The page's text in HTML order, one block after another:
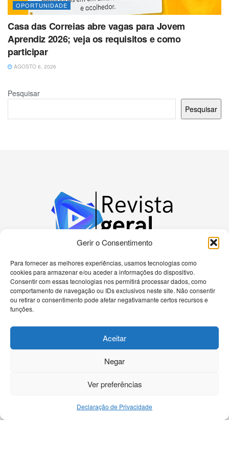
Gerir o Consentimento
Para fornecer as melhores experiências, usamos tecnologias como
cookies para armazenar e/ou aceder a informações do dispositivo.
Consentir com essas tecnologias nos permitirá processar dados, como
comportamento de navegação ou IDs exclusivos neste site. Não consentir
ou retirar o consentimento pode afetar negativamante certos recursos e
funções.
Aceitar
Negar
Ver preferências
Declaração de Privacidade
OPORTUNIDADE
Casa das Correias abre vagas para Jovem
Aprendiz 2026; veja os requisitos e como
participar
AGOSTO 6, 2026
Pesquisar
Pesquisar
Bem-vindo à nossa plataforma dedicada a
apaixonados por tecnologia! Aqui, você encontrará
as últimas novidades sobre celulares, computadores
e uma gama diversificada de dispositivos eletrônicos.
atualizadas, análises detalhadas e tutoriais passo a
passo para ajudá-lo a navegar no universo
tecnológico de forma eficiente.